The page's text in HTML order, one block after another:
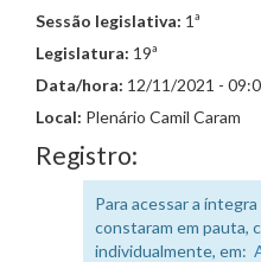
Sessão legislativa: 1ª
Legislatura: 19ª
Data/hora: 12/11/2021 -
Local: Plenário Camil Caram
Registro:
Para acessar a
constaram em pauta,
individualmente, em: